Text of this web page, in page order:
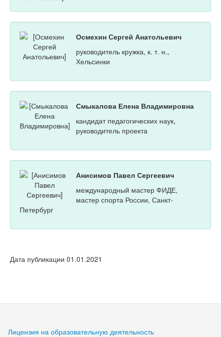
Осмехин Сергей Анатольевич
руководитель кружка, к. т. н.,
Хельсинки
Смыкалова Елена Владимировна
кандидат педагогических наук,
руководитель проекта
Анисимов Павел Сергеевич
международный мастер ФИДЕ,
мастер спорта России, Санкт-
Петербург
Дата публикации 01.01.2021
Лицензия на образовательную деятельность